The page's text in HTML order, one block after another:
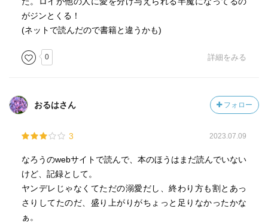
がジンとくる！
(ネットで読んだので書籍と違うかも)
0 詳細をみる
おるはさん フォロー
3 2023.07.09
なろうのwebサイトで読んで、本のほうはまだ読んでいない
けど、記録として。
ヤンデレじゃなくてただの溺愛だし、終わり方も割とあっ
さりしてたのだ、盛り上がりがちょっと足りなかったかな
ぁ。